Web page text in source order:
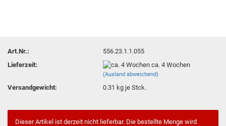
Art.Nr.:
556.23.1.1.055
Lieferzeit:
ca. 4 Wochen
(Ausland abweichend)
Versandgewicht: 0.31 kg je Stck.
Dieser Artikel ist derzeit nicht lieferbar. Die bestellte Menge wird